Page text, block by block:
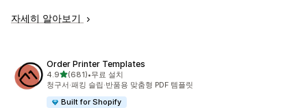
자세히 알아보기
Order Printer Templates
4.9별 5개 중
(681)
총 리뷰 681개
•무료 설치
청구서·패킹 슬립·반품용 맞춤형 PDF 템플릿
Built for Shopify